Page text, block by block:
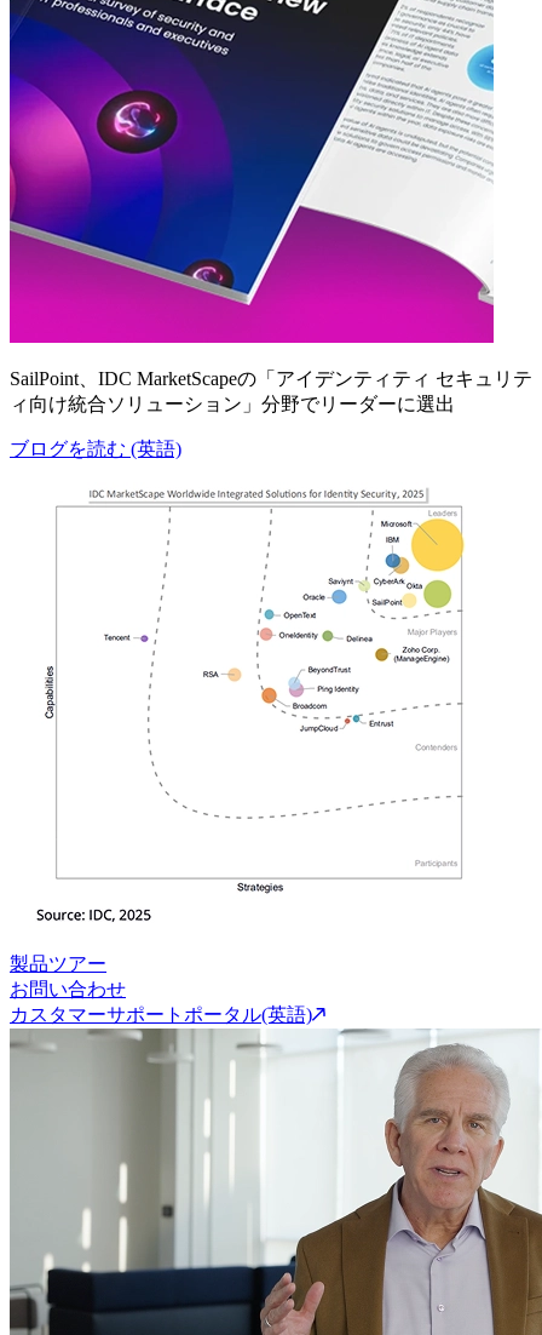
SailPoint、IDC MarketScapeの「アイデンティティ セキュリテ
ィ向け統合ソリューション」分野でリーダーに選出
ブログを読む (英語)
製品ツアー
お問い合わせ
カスタマーサポートポータル(英語)